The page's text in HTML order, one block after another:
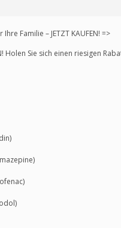
Familie – JETZT KAUFEN! =>
Holen Sie sich einen riesigen